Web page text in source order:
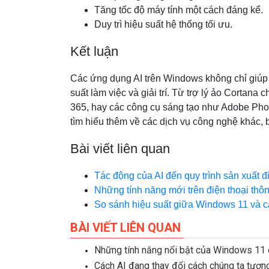
Tăng tốc độ máy tính một cách đáng kể.
Duy trì hiệu suất hệ thống tối ưu.
Kết luận
Các ứng dụng AI trên Windows không chỉ
suất làm việc và giải trí. Từ trợ lý ảo Cortana
365, hay các công cụ sáng tạo như Adobe
tìm hiểu thêm về các dịch vụ công nghệ khác,
Bài viết liên quan
Tác động của AI đến quy trình sản xuất
Những tính năng mới trên điện thoại
So sánh hiệu suất giữa Windows 11 và
BÀI VIẾT LIÊN QUAN
Những tính năng nổi bật của Windows 11
Cách AI đang thay đổi cách chúng ta